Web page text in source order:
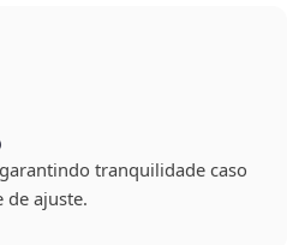
tranquilidade caso
de ajuste.